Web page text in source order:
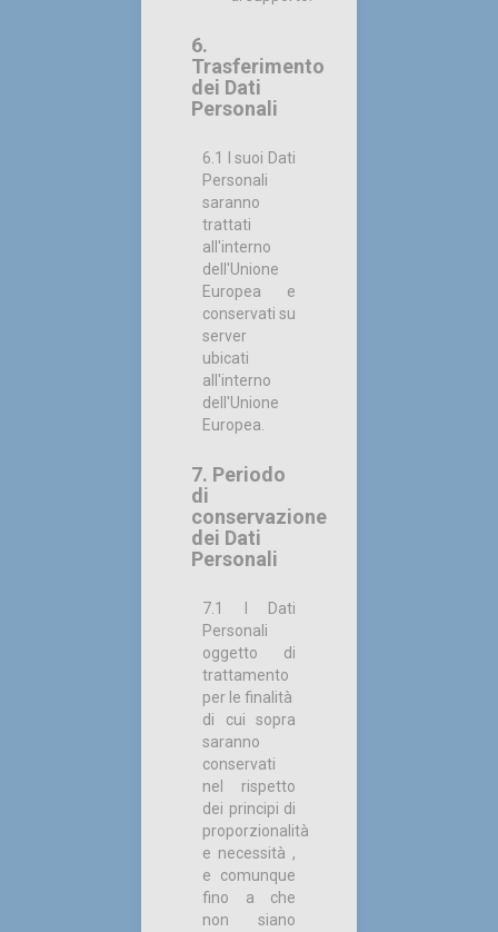
6.
Trasferimento
dei Dati
Personali
6.1 I suoi Dati
Personali
saranno
trattati
all'interno
dell'Unione
Europea e
conservati su
server
ubicati
all'interno
dell'Unione
Europea.
7. Periodo
di
conservazione
dei Dati
Personali
7.1 I Dati
Personali
oggetto di
trattamento
per le finalità
di cui sopra
saranno
conservati
nel rispetto
dei principi di
proporzionalità
e necessità ,
e comunque
fino a che
non siano